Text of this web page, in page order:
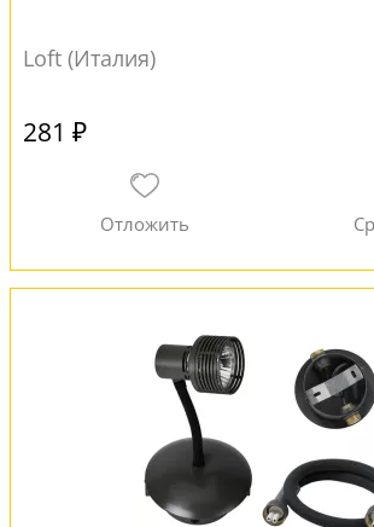
Loft (Италия)
281 ₽